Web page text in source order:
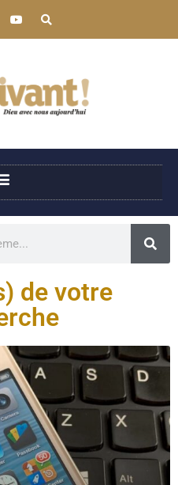
de votre